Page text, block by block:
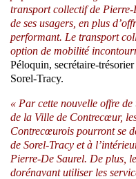
transport collectif de Pierre-
de ses usagers, en plus
performant. Le transport
option de mobilité
Péloquin, secrétaire-
Sorel-Tracy.
« Par cette nouvelle offre
de la Ville de Contrecœur,
Contrecœurois pourront se
de Sorel-Tracy et à
Pierre-De Saurel. De plus,
dorénavant utiliser les